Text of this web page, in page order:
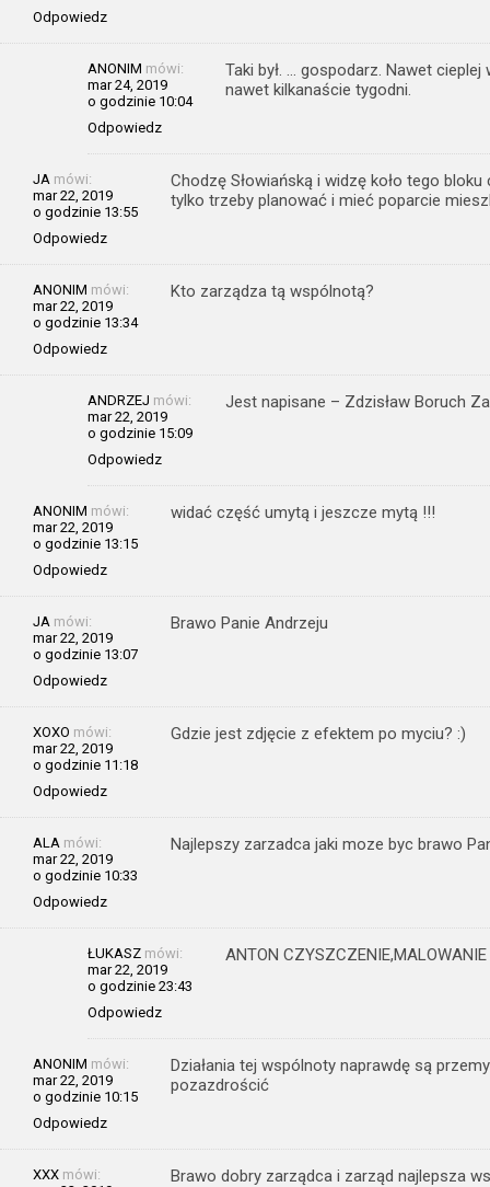
Odpowiedz
ANONIM mówi:
mar 24, 2019
o godzinie 10:04
Odpowiedz
Taki był. … gospodarz. Nawet
nawet kilkanaście tygodni.
JA mówi:
mar 22, 2019
o godzinie 13:55
Odpowiedz
Chodzę Słowiańską i widzę koło tego
tylko trzeby planować i mieć poparcie
ANONIM mówi:
mar 22, 2019
o godzinie 13:34
Odpowiedz
Kto zarządza tą wspólnotą?
ANDRZEJ mówi:
mar 22, 2019
o godzinie 15:09
Odpowiedz
Jest napisane – Zdzisław Boruch
ANONIM mówi:
mar 22, 2019
o godzinie 13:15
Odpowiedz
widać część umytą i jeszcze mytą !!!
JA mówi:
mar 22, 2019
o godzinie 13:07
Odpowiedz
Brawo Panie Andrzeju
XOXO mówi:
mar 22, 2019
o godzinie 11:18
Odpowiedz
Gdzie jest zdjęcie z efektem po myciu? :)
ALA mówi:
mar 22, 2019
o godzinie 10:33
Odpowiedz
Najlepszy zarzadca jaki moze byc brawo
ŁUKASZ mówi:
mar 22, 2019
o godzinie 23:43
Odpowiedz
ANTON
ANONIM mówi:
mar 22, 2019
o godzinie 10:15
Odpowiedz
Działania tej wspólnoty naprawdę są
pozazdrościć
XXX mówi:
Brawo dobry zarządca i zarząd najlepsza